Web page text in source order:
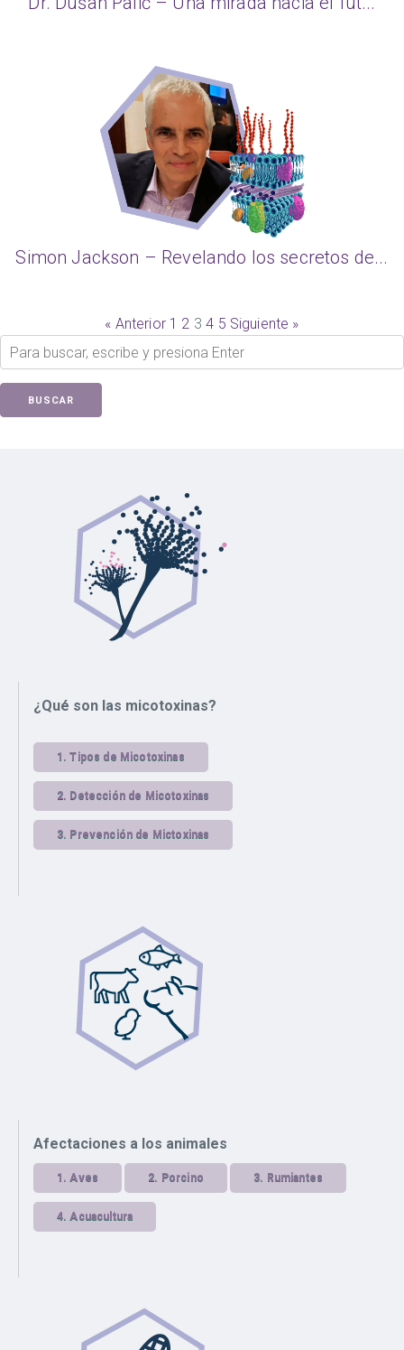
Simon Jackson – Revelando los secretos de...
« Anterior 1 2 3 4 5 Siguiente »
BUSCAR
¿Qué son las micotoxinas?
1.Tipos de Micotoxinas
2. Detección de Micotoxinas
3. Prevención de Mictoxinas
Afectaciones a los animales
1.Aves 2. Porcino 3. Rumiantes
4.Acuacultura